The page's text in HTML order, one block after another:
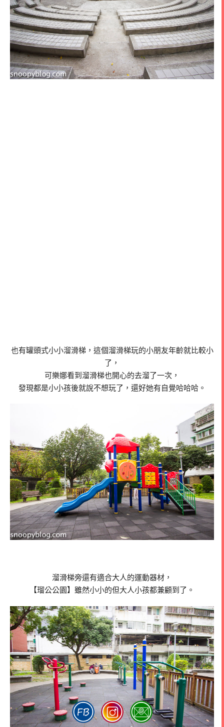
也有罐頭式小小溜滑梯，這個溜滑梯玩的小朋友年齡就比較小
了，
可樂娜看到溜滑梯也開心的去溜了一次，
發現都是小小孩後就說不想玩了，還好她有自覺哈哈哈。
溜滑梯旁還有適合大人的運動器材，
【瑠公公園】雖然小小的但大人小孩都兼顧到了。